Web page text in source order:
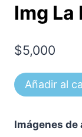
Img La
$5,000
Img
La
0147
Añadir al
Imágenes de